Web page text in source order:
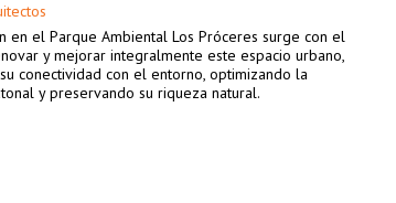
en el Parque Ambiental Los Próceres surge con el
y mejorar integralmente este espacio urbano,
conectividad con el entorno, optimizando la
y preservando su riqueza natural.